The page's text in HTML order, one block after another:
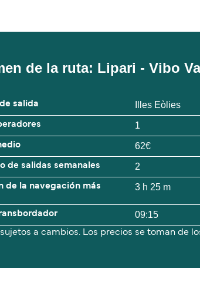
de la ruta: Lipari - Vibo
salida Illes Eòlies
1
62€
de salidas semanales 2
de la navegación más
3 h 25 m
09:15
a cambios. Los precios se toman de